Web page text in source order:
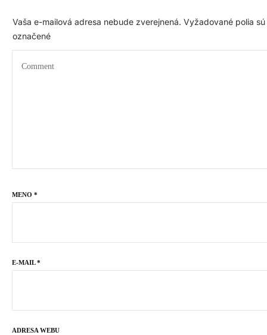
Vaša e-mailová adresa nebude zverejnená. Vyžadované polia sú
označené
MENO *
E-MAIL*
ADRESA WEBU